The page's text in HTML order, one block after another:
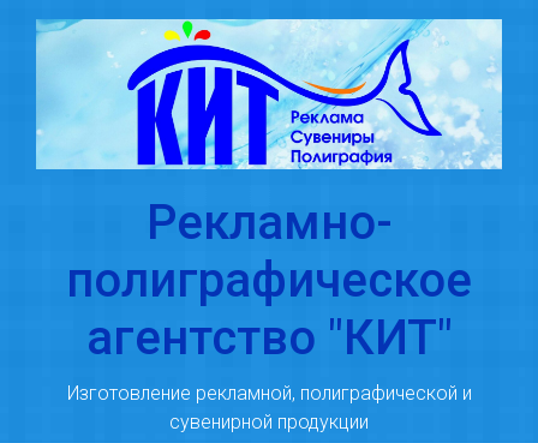
Skip to main content
Рекламно-
полиграфическое
агентство "КИТ"
Изготовление рекламной, полиграфической и
сувенирной продукции